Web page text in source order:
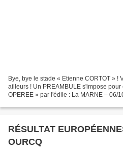
Bye, bye le stade « Etienne CORTOT » !
ailleurs ! Un PREAMBULE s'impose pour
OPEREE » par l'édile : La MARNE – 06/
RÉSULTAT
OURCQ